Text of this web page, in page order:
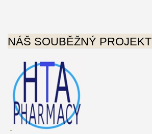
NÁŠ SOUBĚŽNÝ PROJEKT